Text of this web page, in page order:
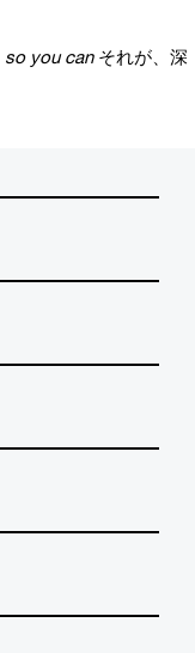
so you can それが、深